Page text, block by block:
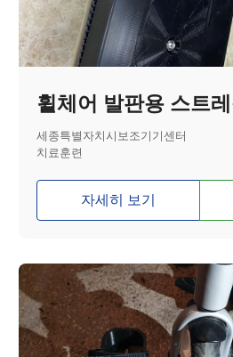
휠체어 발판용 스트
세종특별자치시보조기기센터
치료훈련
자세히 보기